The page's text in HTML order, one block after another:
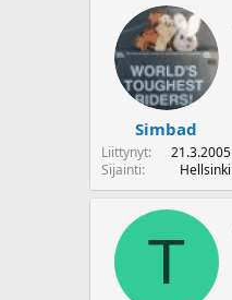
Simbad
Liittynyt
21.3.2005
Sijainti
Hellsinki
T